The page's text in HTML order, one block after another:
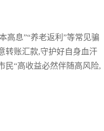
高息”“养老返利”等常见骗
转账汇款,守护好自身血汗
民“高收益必然伴随高风险,